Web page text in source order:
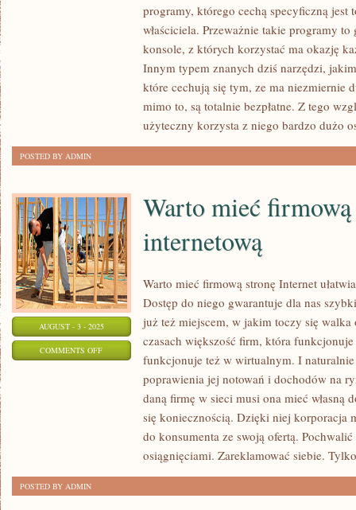
GLOBALIZACJI
W
ZNACZĄCYM
PRZYCZYNIAJĄ
SIĘ
DO
TEGO
programy, którego cechą specyficzną jest
właściciela. Przeważnie takie programy
konsole, z których korzystać ma okazję
Innym typem znanych dziś narzędzi,
które cechują się tym, ze ma niezmiernie
mimo to, są totalnie bezpłatne. Z tego
użyteczny korzysta z niego bardzo dużo
POSTED BY ADMIN
AUGUST - 3 - 2025
COMMENTS OFFON
Warto mieć
internetową
Warto mieć firmową stronę Internet
Dostęp do niego gwarantuje dla nas
już też miejscem, w jakim toczy się
czasach większość firm, która
funkcjonuje też w wirtualnym. I
poprawienia jej notowań i dochodów na
daną firmę w sieci musi ona mieć własną
się koniecznością. Dzięki niej korporacja
do konsumenta ze swoją ofertą.
osiągnięciami. Zareklamować siebie. Tylko
POSTED BY ADMIN